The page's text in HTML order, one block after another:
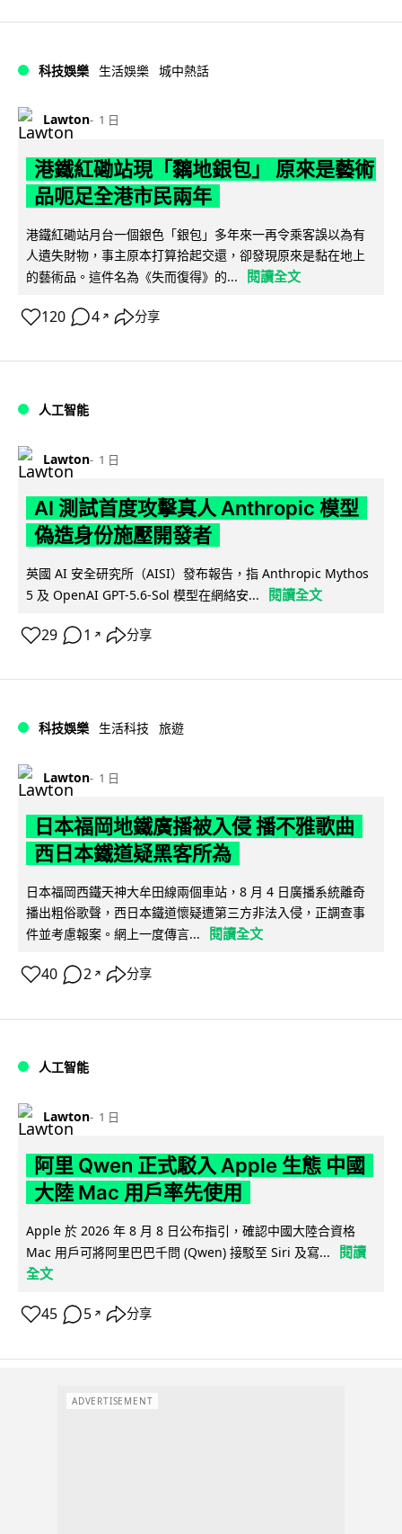
科技娛樂 生活娛樂 城中熱話
Lawton 1 日
港鐵紅磡站現「黐地銀包」 原來是藝術
品呃足全港市民兩年
港鐵紅磡站月台一個銀色「銀包」多年來一再令乘客誤以為有
人遺失財物，事主原本打算拾起交還，卻發現原來是黏在地上
的藝術品。這件名為《失而復得》的...
閱讀全文
120 4 ↗ 分享
人工智能
Lawton 1 日
AI 測試首度攻擊真人 Anthropic 模型
偽造身份施壓開發者
英國 AI 安全研究所（AISI）發布報告，指 Anthropic Mythos
5 及 OpenAI GPT-5.6-Sol 模型在網絡安...
閱讀全文
29 1 ↗ 分享
科技娛樂 生活科技 旅遊
Lawton 1 日
日本福岡地鐵廣播被入侵 播不雅歌曲
西日本鐵道疑黑客所為
日本福岡西鐵天神大牟田線兩個車站，8 月 4 日廣播系統離奇
播出粗俗歌聲，西日本鐵道懷疑遭第三方非法入侵，正調查事
件並考慮報案。網上一度傳言...
閱讀全文
40 2 ↗ 分享
人工智能
Lawton 1 日
阿里 Qwen 正式駁入 Apple 生態 中國
大陸 Mac 用戶率先使用
Apple 於 2026 年 8 月 8 日公布指引，確認中國大陸合資格
Mac 用戶可將阿里巴巴千問 (Qwen) 接駁至 Siri 及寫...
閱讀
全文
45 5 ↗ 分享
ADVERTISEMENT